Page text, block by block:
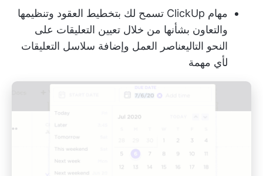
مهام ClickUp
تسمح لك بتخطيط العقود وتنظيمها
والتعاون بشأنها من خلال تعيين التعليقات على
النحو التاليعناصر العمل وإضافة سلاسل التعليقات
لأي مهمة